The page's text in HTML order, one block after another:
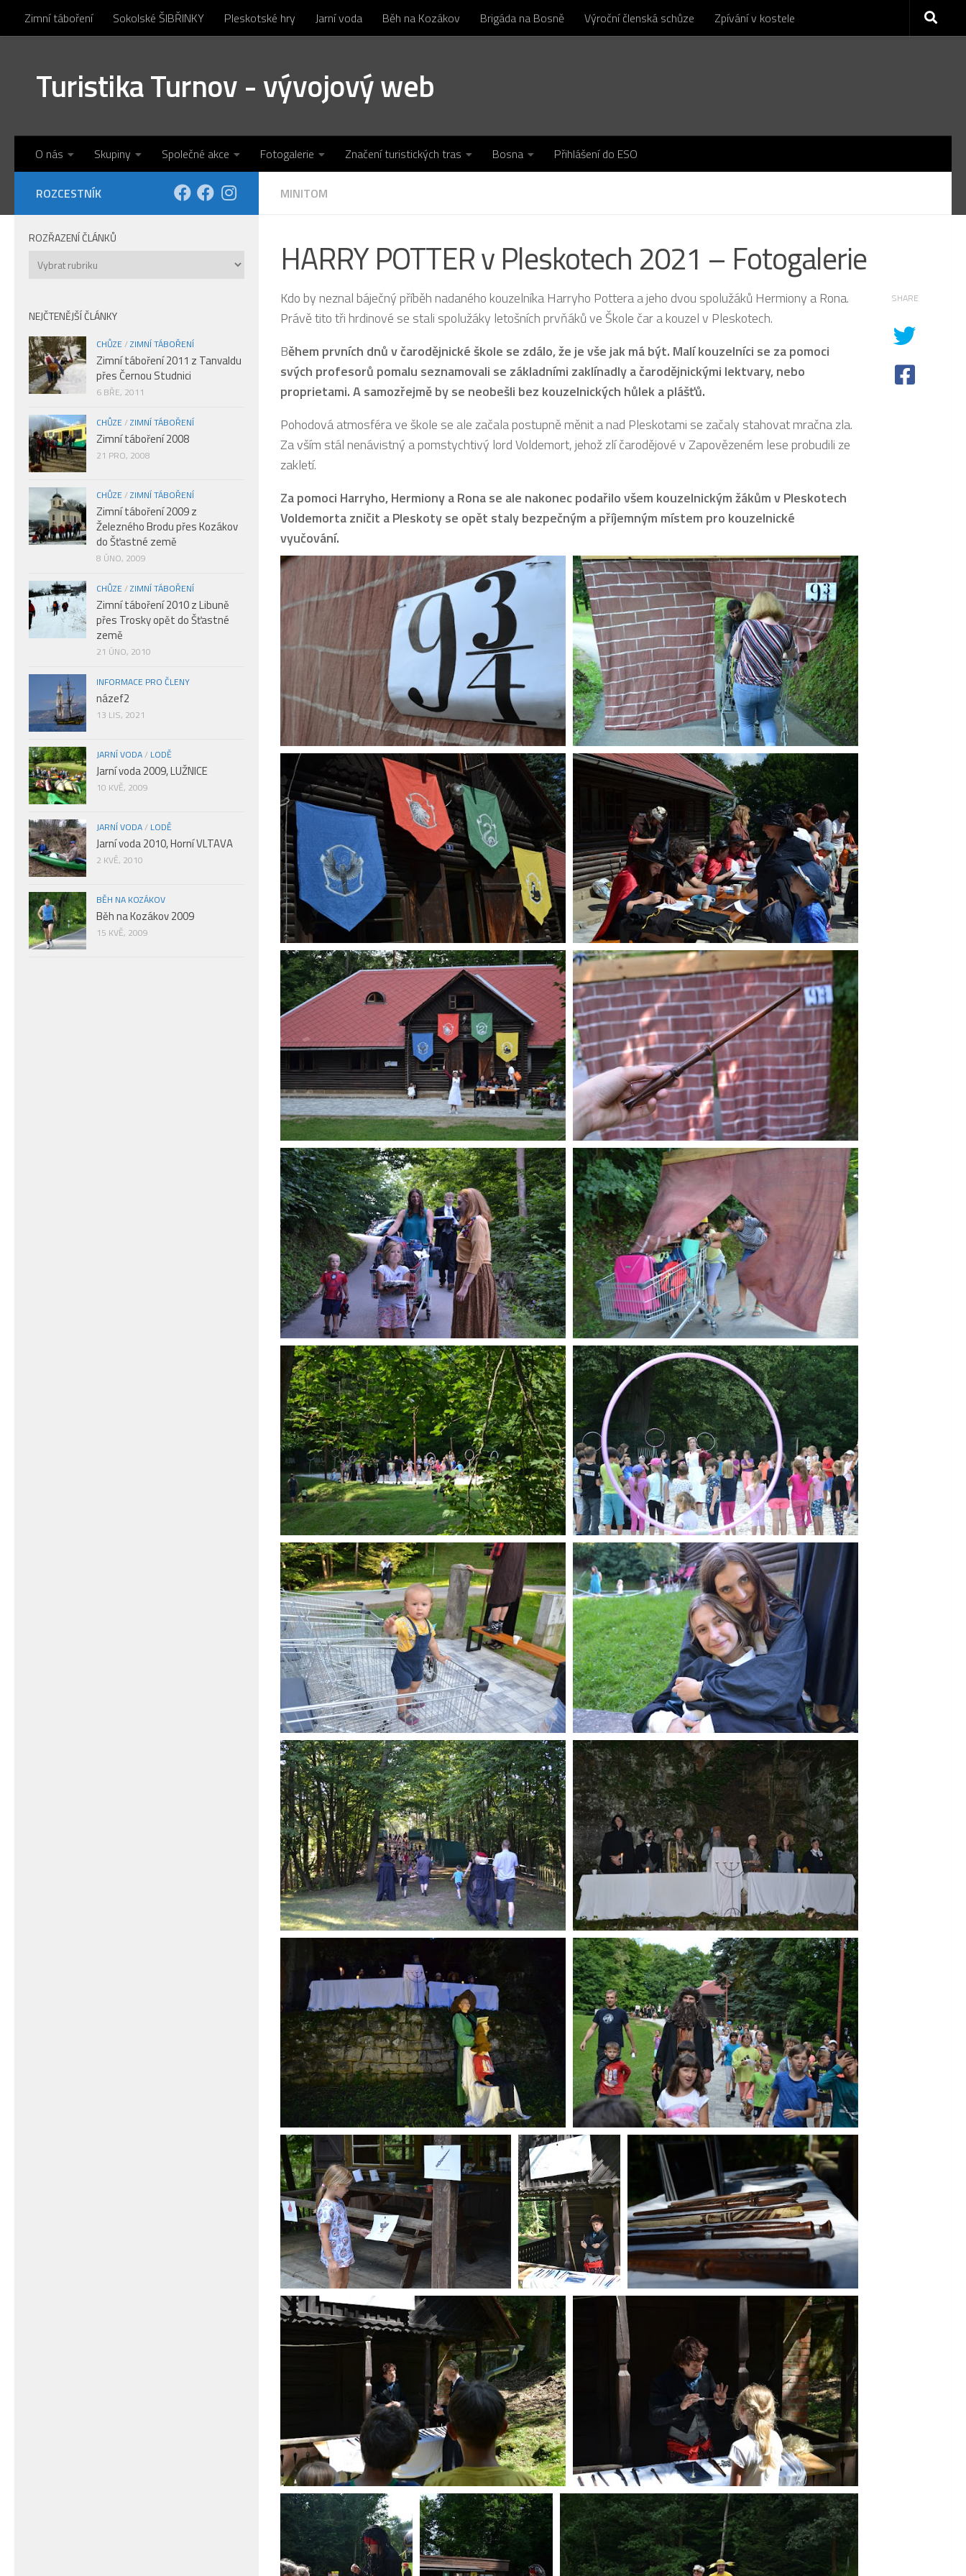
Skip to content
Zimní táboření Sokolské ŠIBŘINKY Pleskotské hry Jarní voda Běh na Kozákov Brigáda na Bosně Výroční členská schůze Zpívání v kostele
Turistika Turnov - vývojový web
O nás Skupiny Společné akce Fotogalerie Značení turistických tras Bosna Přihlášení do ESO
MINITOM
HARRY POTTER v Pleskotech 2021 – Fotogalerie
Kdo by neznal báječný příběh nadaného kouzelníka Harryho Pottera a jeho dvou spolužáků Hermiony a Rona.
Právě tito tři hrdinové se stali spolužáky letošních prvňáků ve Škole čar a kouzel v Pleskotech.
Během prvních dnů v čarodějnické škole se zdálo, že je vše jak má být. Malí kouzelníci se za pomoci
svých profesorů pomalu seznamovali se základními zaklínadly a čarodějnickými lektvary, nebo
proprietami. A samozřejmě by se neobešli bez kouzelnických hůlek a plášťů.
Pohodová atmosféra ve škole se ale začala postupně měnit a nad Pleskotami se začaly stahovat mračna zla.
Za vším stál nenávistný a pomstychtivý lord Voldemort, jehož zlí čarodějové v Zapovězeném lese probudili ze
zakletí.
Za pomoci Harryho, Hermiony a Rona se ale nakonec podařilo všem kouzelnickým žákům v Pleskotech
Voldemorta zničit a Pleskoty se opět staly bezpečným a příjemným místem pro kouzelnické
vyučování.
SHARE
ROZCESTNÍK
ROZŘAZENÍ ČLÁNKŮ
Rozřazení
článků
NEJČTENĚJŠÍ ČLÁNKY
CHŮZE/ZIMNÍ TÁBOŘENÍ
Zimní táboření 2011 z Tanvaldu
přes Černou Studnici
6 BŘE, 2011
CHŮZE/ZIMNÍ TÁBOŘENÍ
Zimní táboření 2008
21 PRO, 2008
CHŮZE/ZIMNÍ TÁBOŘENÍ
Zimní táboření 2009 z
Železného Brodu přes Kozákov
do Šťastné země
8 ÚNO, 2009
CHŮZE/ZIMNÍ TÁBOŘENÍ
Zimní táboření 2010 z Libuně
přes Trosky opět do Šťastné
země
21 ÚNO, 2010
INFORMACE PRO ČLENY
názef2
13 LIS, 2021
JARNÍ VODA/ LODĚ
Jarní voda 2009, LUŽNICE
10 KVĚ, 2009
JARNÍ VODA/ LODĚ
Jarní voda 2010, Horní VLTAVA
2 KVĚ, 2010
BĚH NA KOZÁKOV
Běh na Kozákov 2009
15 KVĚ, 2009